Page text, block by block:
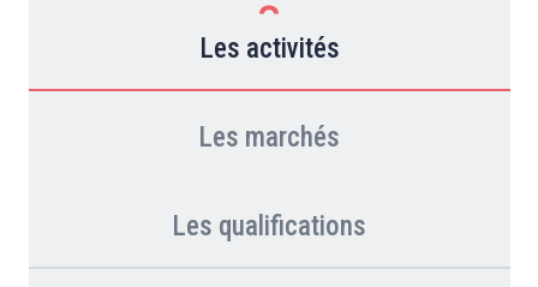
Les activités
Les marchés
Les qualifications